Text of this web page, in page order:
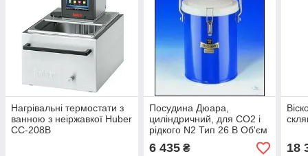
Нагрівальні термостати з
ванною з неіржавкої Huber
CC-208B
Посудина Дюара,
циліндричний, для СО2 і
рідкого N2 Тип 26 B Об'єм
1 л
6 435₴ 18